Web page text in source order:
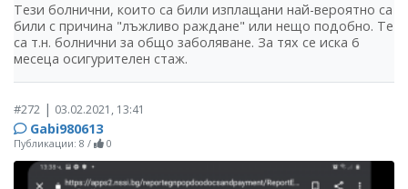
Тези болнични, които са били изплащани най-вероятно са
били с причина "лъжливо раждане" или нещо подобно. Те
са т.н. болнични за общо заболяване. За тях се иска 6
месеца осигурителен стаж.
#272 | 03.02.2021, 13:41
Gabi980613
Публикации: 8 / 0